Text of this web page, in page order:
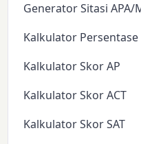
Generator Sitasi APA/
Kalkulator
Kalkulator Skor AP
Kalkulator Skor ACT
Kalkulator Skor SAT